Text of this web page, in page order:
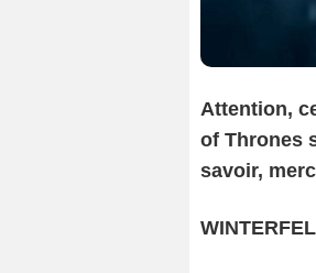
Attention,
of Thrones
savoir,